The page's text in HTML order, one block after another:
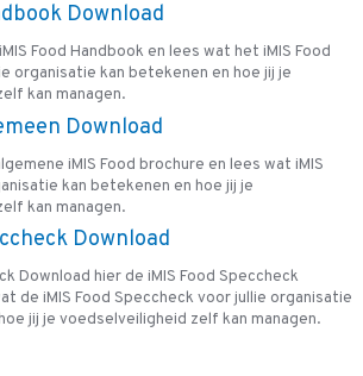
Download
Food Handbook en lees wat het iMIS Food
organisatie kan betekenen en hoe jij je
kan managen.
Download
iMIS Food brochure en lees wat iMIS
kan betekenen en hoe jij je
kan managen.
Download
Download hier de iMIS Food Speccheck
de iMIS Food Speccheck voor jullie organisatie
jij je voedselveiligheid zelf kan managen.